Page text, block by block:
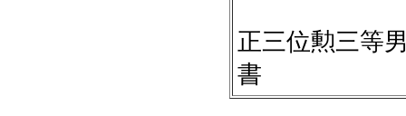
正三位勲三
書